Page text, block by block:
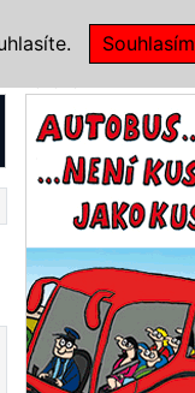
Souhlasím